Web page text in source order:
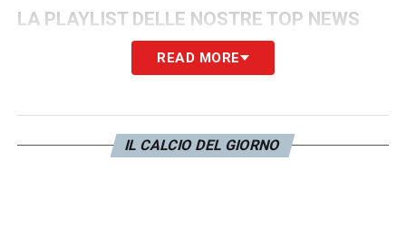
LA PLAYLIST DELLE NOSTRE TOP NEWS
READ MORE
IL CALCIO DEL GIORNO